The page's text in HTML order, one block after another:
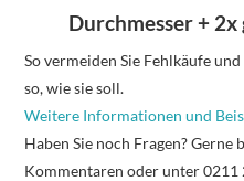
Durchmesser +
So vermeiden Sie Fehlkäufe
so, wie sie soll.
Weitere Informationen und
Haben Sie noch Fragen?
Kommentaren oder unter 0211